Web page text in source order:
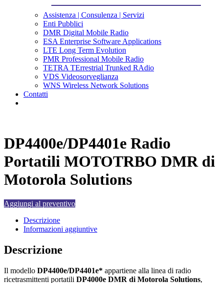
Assistenza | Consulenza | Servizi
Enti Pubblici
DMR Digital Mobile Radio
ESA Enterprise Software Applications
LTE Long Term Evolution
PMR Professional Mobile Radio
TETRA TErrestrial Trunked RAdio
VDS Videosorveglianza
WNS Wireless Network Solutions
Contatti
DP4400e/DP4401e Radio
Portatili MOTOTRBO DMR di
Motorola Solutions
Aggiungi al preventivo
Descrizione
Informazioni aggiuntive
Descrizione
Il modello DP4400e/DP4401e* appartiene alla linea di radio
ricetrasmittenti portatili DP4000e DMR di Motorola Solutions,